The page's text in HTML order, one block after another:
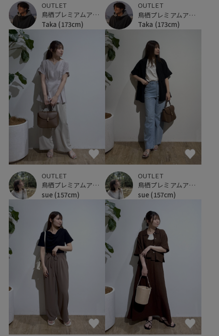
OUTLET
鳥栖プレミアムアウトレット
Taka (173cm)
OUTLET
鳥栖プレミアムアウトレット
Taka (173cm)
OUTLET
鳥栖プレミアムアウトレット
sue (157cm)
OUTLET
鳥栖プレミアムアウトレット
sue (157cm)